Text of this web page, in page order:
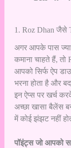
1. Roz Dhan जैसे
अगर आपके पास
कमाना चाहते हैं,
आपको सिर्फ ऐप
भरना होता है और
इन ऐप्स पर खर्च
अच्छा खासा बैलेंस
में कोई झंझट नहीं
पॉइंट्स जो आपको